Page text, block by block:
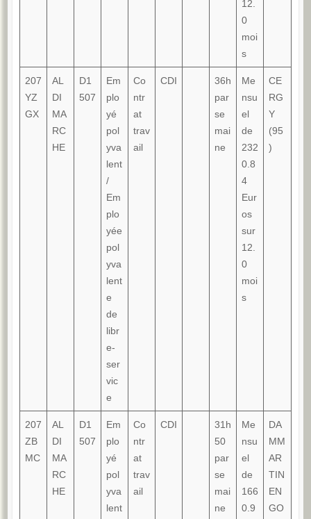
12.
0
moi
s
207
YZ
GX
AL
DI
MA
RC
HE
D1
507
Em
plo
yé
pol
yva
lent
/
Em
plo
yée
pol
yva
lent
e
de
libr
e-
ser
vic
e
Co
ntr
at
trav
ail
CDI
36h
par
se
mai
ne
Me
nsu
el
de
232
0.8
4
Eur
os
sur
12.
0
moi
s
CE
RG
Y
(95
)
207
ZB
MC
AL
DI
MA
RC
HE
D1
507
Em
plo
yé
pol
yva
lent
Co
ntr
at
trav
ail
CDI
31h
50
par
se
mai
ne
Me
nsu
el
de
166
0.9
DA
MM
AR
TIN
EN
GO